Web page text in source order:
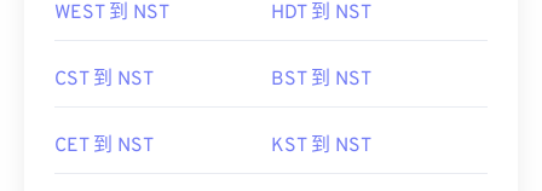
WEST 到 NST HDT 到 NST
CST 到 NST BST 到 NST
CET 到 NST KST 到 NST